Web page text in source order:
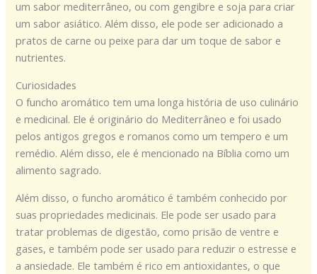
um sabor mediterrâneo, ou com gengibre e soja para criar
um sabor asiático. Além disso, ele pode ser adicionado a
pratos de carne ou peixe para dar um toque de sabor e
nutrientes.
Curiosidades
O funcho aromático tem uma longa história de uso culinário
e medicinal. Ele é originário do Mediterrâneo e foi usado
pelos antigos gregos e romanos como um tempero e um
remédio. Além disso, ele é mencionado na Bíblia como um
alimento sagrado.
Além disso, o funcho aromático é também conhecido por
suas propriedades medicinais. Ele pode ser usado para
tratar problemas de digestão, como prisão de ventre e
gases, e também pode ser usado para reduzir o estresse e
a ansiedade. Ele também é rico em antioxidantes, o que